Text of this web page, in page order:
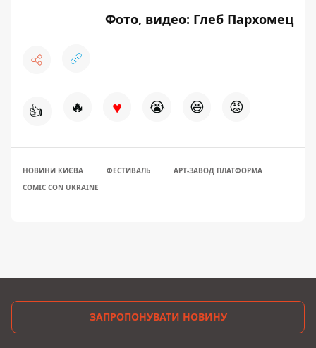
Фото, видео: Глеб Пархомец
👍 🔥 ♥ 😭 😆 😡
НОВИНИ КИЄВА ФЕСТИВАЛЬ
АРТ-ЗАВОД ПЛАТФОРМА
COMIC CON UKRAINE
ЗАПРОПОНУВАТИ НОВИНУ